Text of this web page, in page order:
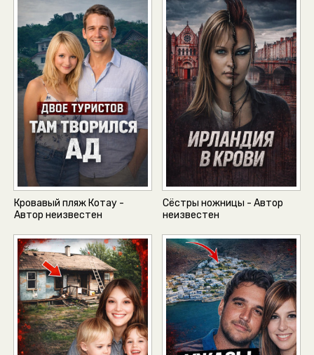
Кровавый пляж Котау -
Автор неизвестен
Сёстры ножницы - Автор
неизвестен